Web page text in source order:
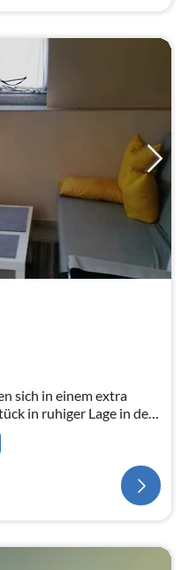
sich in einem extra
in ruhiger Lage in dem
von Stralsund.